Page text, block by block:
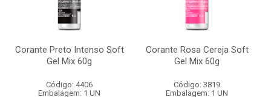
Corante Preto Intenso Soft
Gel Mix 60g
Código: 4406
Embalagem: 1 UN
Corante Rosa Cereja Soft
Gel Mix 60g
Código: 3819
Embalagem: 1 UN